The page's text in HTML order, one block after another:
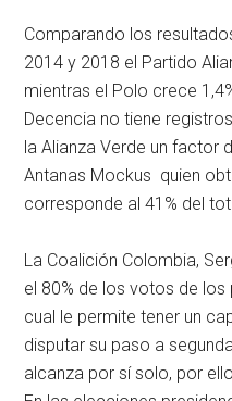
Comparando los
2014 y 2018 el Partido
mientras el Polo crece
Decencia no tiene
la Alianza Verde un factor
Antanas Mockus quien
corresponde al 41% del
La Coalición Colombia,
el 80% de los votos de
cual le permite tener un
disputar su paso a
alcanza por sí solo, por